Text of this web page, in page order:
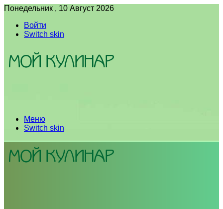
Понедельник , 10 Август 2026
Войти
Switch skin
Меню
Switch skin